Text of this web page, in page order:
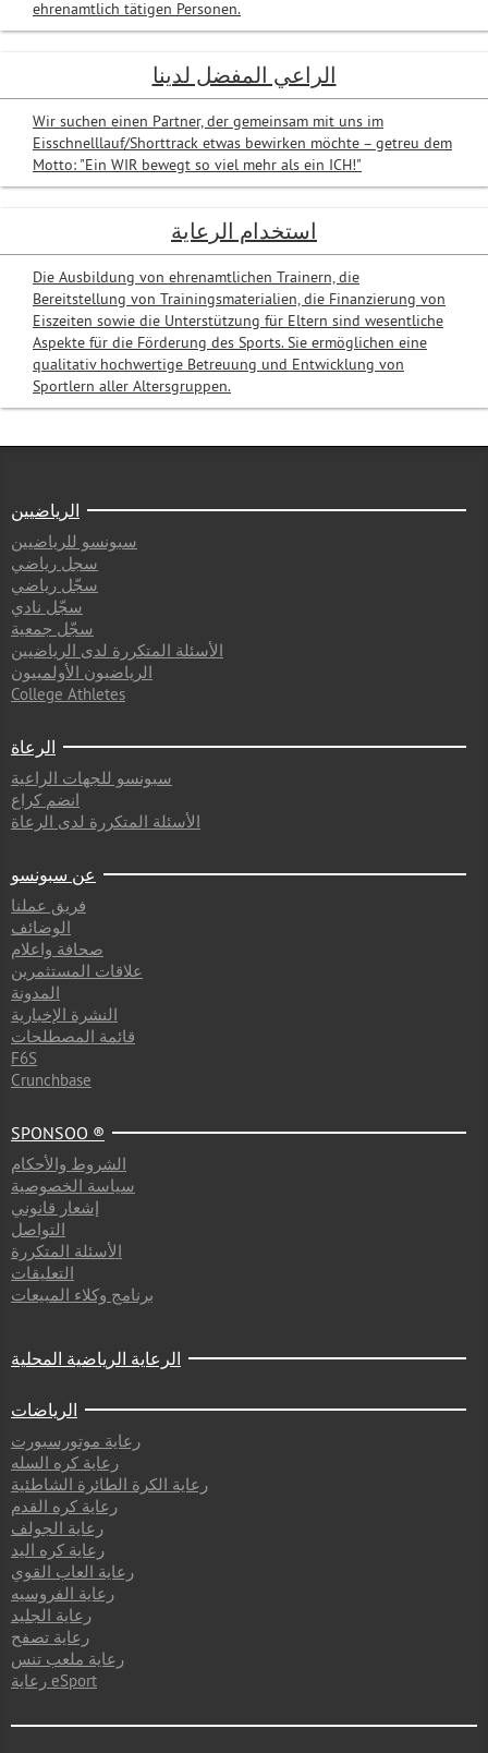
ehrenamtlich tätigen Personen.
الراعي المفضل لدينا
Wir suchen einen Partner, der gemeinsam mit uns im
Eisschnelllauf/Shorttrack etwas bewirken möchte – getreu dem
Motto: "Ein WIR bewegt so viel mehr als ein ICH!"
استخدام الرعاية
Die Ausbildung von ehrenamtlichen Trainern, die
Bereitstellung von Trainingsmaterialien, die Finanzierung von
Eiszeiten sowie die Unterstützung für Eltern sind wesentliche
Aspekte für die Förderung des Sports. Sie ermöglichen eine
qualitativ hochwertige Betreuung und Entwicklung von
Sportlern aller Altersgruppen.
الرياضيين
سبونسو للرياضيين
سجل رياضي
سجّل رياضي
سجّل نادي
سجّل جمعية
الأسئلة المتكررة لدى الرياضيين
الرياضيون الأولمبيون
College Athletes
الرعاة
سبونسو للجهات الراعية
انضم كراع
الأسئلة المتكررة لدى الرعاة
عن سبونسو
فريق عملنا
الوضائف
صحافة واعلام
علاقات المستثمرين
المدونة
النشرة الإخبارية
قائمة المصطلحات
F6S
Crunchbase
SPONSOO ®
الشروط والأحكام
سياسة الخصوصية
إشعار قانوني
التواصل
الأسئلة المتكررة
التعليقات
برنامج وكلاء المبيعات
الرعاية الرياضية المحلية
الرياضات
رعاية موتورسبورت
رعاية كره السله
رعاية الكرة الطائرة الشاطئية
رعاية كره القدم
رعاية الجولف
رعاية كره اليد
رعاية العاب القوي
رعاية الفروسيه
رعاية الجليد
رعاية تصفح
رعاية ملعب تنس
رعاية eSport